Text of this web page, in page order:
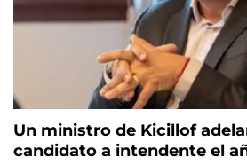
Un ministro de Kicillof
candidato a intendente el